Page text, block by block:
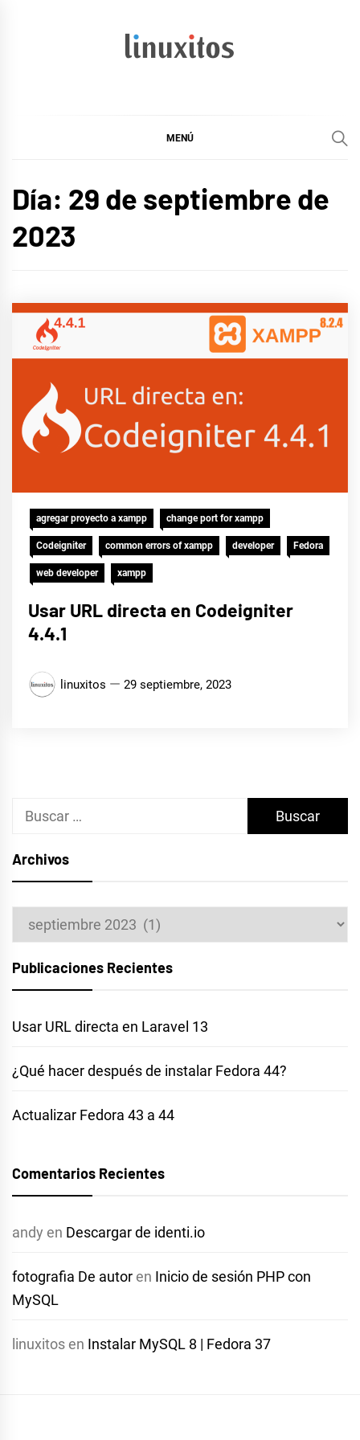
MENÚ
Día: 29 de septiembre de
2023
agregar proyecto a xampp change port for xampp
Codeigniter common errors of xampp developer Fedora
web developer xampp
Usar URL directa en Codeigniter
4.4.1
linuxitos 29 septiembre, 2023
Buscar:
Archivos
Archivos
Publicaciones Recientes
Usar URL directa en Laravel 13
¿Qué hacer después de instalar Fedora 44?
Actualizar Fedora 43 a 44
Comentarios Recientes
andy en Descargar de identi.io
fotografia De autor en Inicio de sesión PHP con
MySQL
linuxitos en Instalar MySQL 8 | Fedora 37